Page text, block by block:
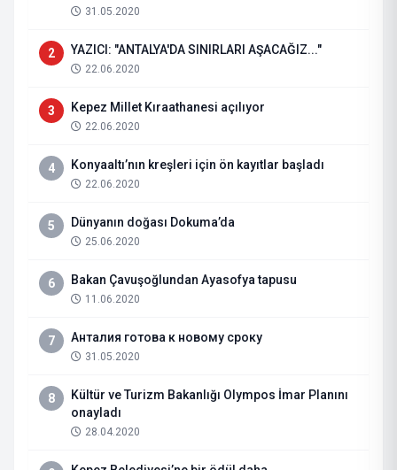
31.05.2020
2 YAZICI: "ANTALYA'DA SINIRLARI AŞACAĞIZ..."
22.06.2020
3 Kepez Millet Kıraathanesi açılıyor
22.06.2020
4 Konyaaltı’nın kreşleri için ön kayıtlar başladı
22.06.2020
5 Dünyanın doğası Dokuma’da
25.06.2020
6 Bakan Çavuşoğlundan Ayasofya tapusu
11.06.2020
7 Анталия готова к новому сроку
31.05.2020
8
Kültür ve Turizm Bakanlığı Olympos İmar Planını
onayladı
28.04.2020